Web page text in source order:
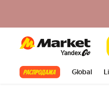
Market
Все хиты Global